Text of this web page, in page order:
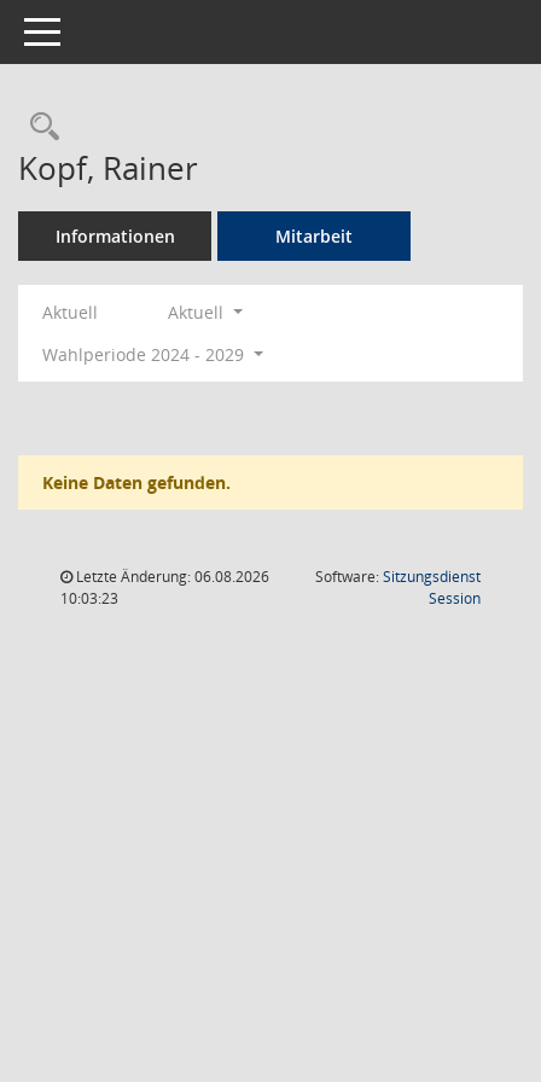
Toggle navigation
Rechercheauswahl
Kopf, Rainer
Informationen Mitarbeit
Aktuell
Aktuell
Wahlperiode 2024 - 2029
Keine Daten gefunden.
Letzte Änderung: 06.08.2026
10:03:23
Software:Sitzungsdienst
Session(Wird in